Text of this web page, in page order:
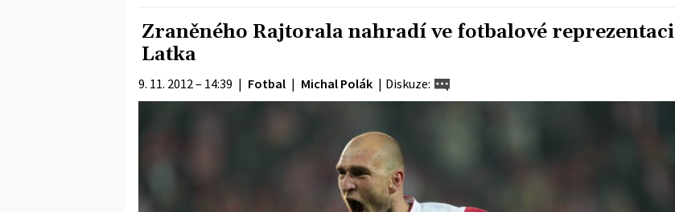
Zraněného Rajtorala nahradí ve fotbalové reprezentaci
Latka
9. 11. 2012 – 14:39 | Fotbal | Michal Polák | Diskuze: